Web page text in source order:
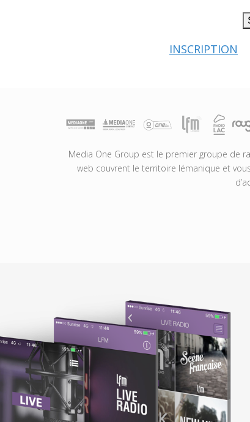
INSCRIPTION
Media One Group est le premier groupe de
web couvrent le territoire lémanique et